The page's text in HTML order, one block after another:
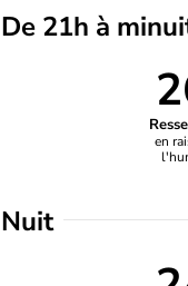
De 21h à
en
Nuit